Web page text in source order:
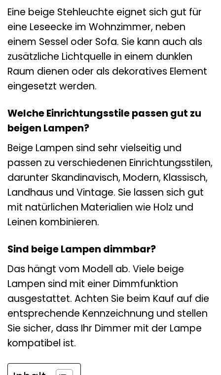
Eine beige Stehleuchte eignet sich gut für
eine Leseecke im Wohnzimmer, neben
einem Sessel oder Sofa. Sie kann auch als
zusätzliche Lichtquelle in einem dunklen
Raum dienen oder als dekoratives Element
eingesetzt werden.
Welche Einrichtungsstile passen gut zu
beigen Lampen?
Beige Lampen sind sehr vielseitig und
passen zu verschiedenen Einrichtungsstilen,
darunter Skandinavisch, Modern, Klassisch,
Landhaus und Vintage. Sie lassen sich gut
mit natürlichen Materialien wie Holz und
Leinen kombinieren.
Sind beige Lampen dimmbar?
Das hängt vom Modell ab. Viele beige
Lampen sind mit einer Dimmfunktion
ausgestattet. Achten Sie beim Kauf auf die
entsprechende Kennzeichnung und stellen
Sie sicher, dass Ihr Dimmer mit der Lampe
kompatibel ist.